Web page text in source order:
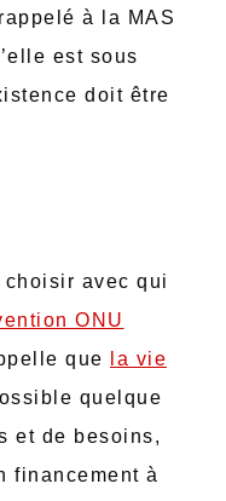
à la MAS
est sous
doit être
avec qui
ONU
que
la vie
quelque
et de besoins,
financement à